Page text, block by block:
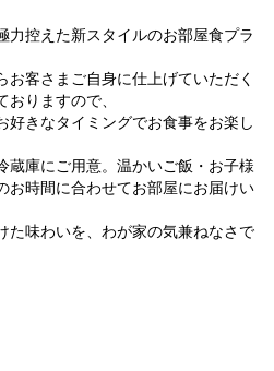
力控えた新スタイルのお部屋食プラ
客さまご自身に仕上げていただく
りますので、
好きなタイミングでお食事をお楽し
蔵庫にご用意。温かいご飯・お子様
お時間に合わせてお部屋にお届けい
た味わいを、わが家の気兼ねなさで